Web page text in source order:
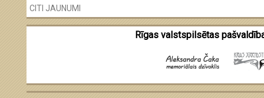
CITI JAUNUMI
Rīgas valstspilsētas